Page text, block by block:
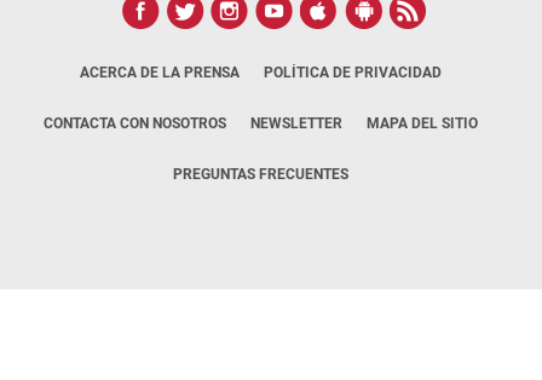
ACERCA DE LA PRENSA POLÍTICA DE PRIVACIDAD
CONTACTA CON NOSOTROS NEWSLETTER MAPA DEL SITIO
PREGUNTAS FRECUENTES